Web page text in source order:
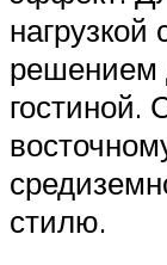
решением
гостиной.
стилю.